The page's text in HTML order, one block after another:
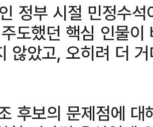
정부 시절 민정수
도했던 핵심 인물
않았고, 오히려 더
후보의 문제점에